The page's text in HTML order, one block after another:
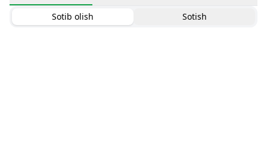
Sotib olish Sotish